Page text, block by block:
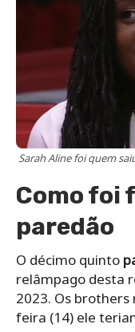
Sarah Aline foi quem
Como foi
paredão
O décimo quinto
relâmpago desta
2023. Os
feira (14) ele